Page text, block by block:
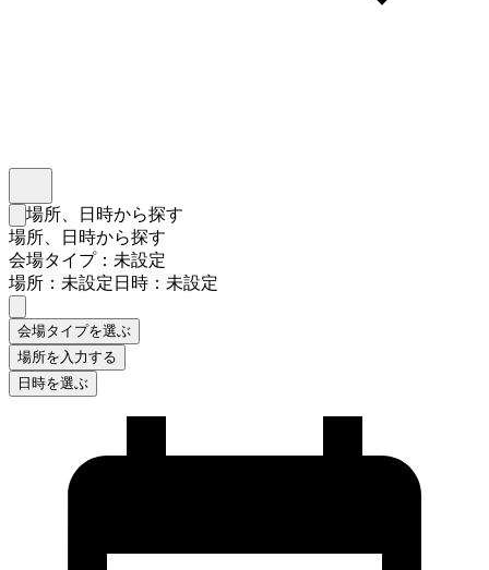
検索フォームを閉じる
場所、日時から探す
場所、日時から探す
会場タイプ：未設定
場所：未設定日時：未設定
会場タイプを選ぶ
場所を入力する
日時を選ぶ